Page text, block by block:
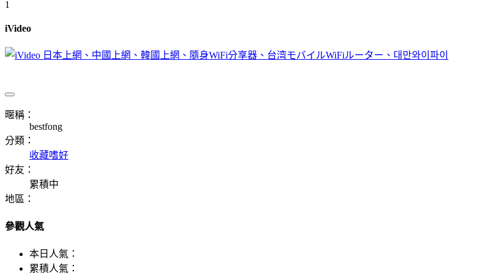
1
iVideo
暱稱：
bestfong
分類：
收藏嗜好
好友：
累積中
地區：
參觀人氣
本日人氣：
累積人氣：